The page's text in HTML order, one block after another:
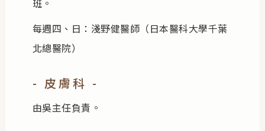
每週四、日：淺野健醫師（日本醫科大學千葉
北總醫院）
- 皮膚科 -
由吳主任負責。